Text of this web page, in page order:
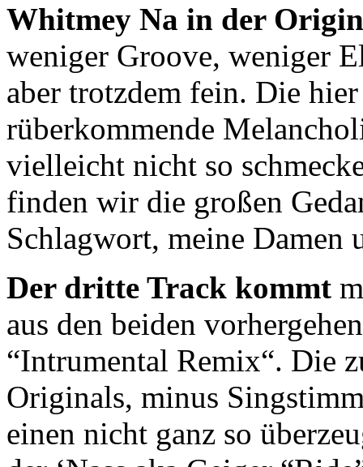
Whitmey Na in der
weniger Groove, weniger
aber trotzdem fein. Die
rüberkommende
vielleicht nicht so
finden wir die großen
Schlagwort, meine Damen
Der dritte Track kommt
aus den beiden
“Intrumental Remix“. Die
Originals, minus
einen nicht ganz so